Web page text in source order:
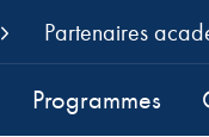
Partenaires
Programmes